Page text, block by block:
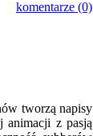
komentarze (0)
tworzą napisy
animacji z pasją